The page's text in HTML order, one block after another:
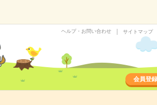
ヘルプ・お問い合わせ サイトマップ
会員登録